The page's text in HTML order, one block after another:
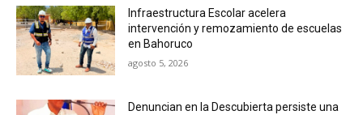
Infraestructura Escolar acelera
intervención y remozamiento de escuelas
en Bahoruco
agosto 5, 2026
Denuncian en la Descubierta persiste una